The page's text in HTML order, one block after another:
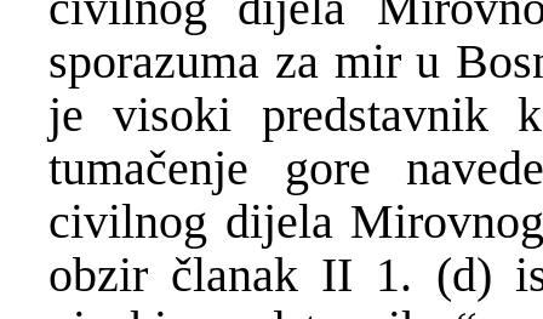
sporazuma za mir u
je visoki predstavnik
tumačenje gore
civilnog dijela
obzir članak II 1. (d)